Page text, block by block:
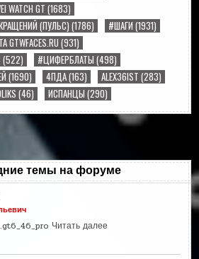
GT (1683)
(ПУЛЬС) (1786) #ШАГИ (1931)
(931)
(522) #ЦИФЕРБЛАТЫ (498)
(1690) 4ПДА(163) ALEX36IST (283)
(46) ИСПАНЦЫ (290)
темы на форуме
Читать далее